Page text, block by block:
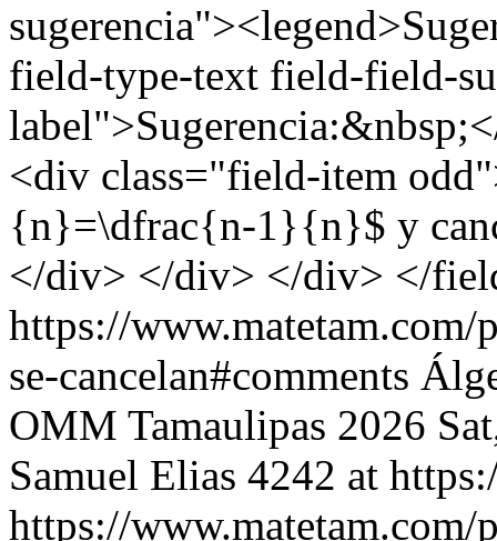
field-type-text field-field-
<div class="field-item
{n}=\dfrac{n-1}{n}$ y
</div> </div> </div> </
https://www.matetam.com/
se-cancelan#comments
OMM Tamaulipas 2026
Samuel Elias 4242 at
https://www.matetam.com/